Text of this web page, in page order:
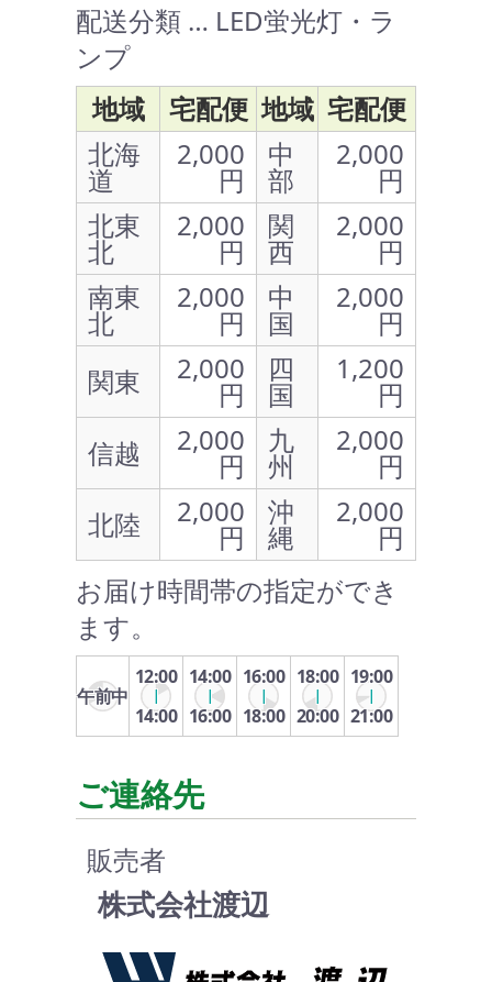
配送分類 … LED蛍光灯・ラ
ンプ
地域
宅配便 地域 宅配便
北海
道
2,000
円
中
部
2,000
円
北東
北
2,000
円
関
西
2,000
円
南東
北
2,000
円
中
国
2,000
円
関東
2,000
円
四
国
1,200
円
信越
2,000
円
九
州
2,000
円
北陸
2,000
円
沖
縄
2,000
円
お届け時間帯の指定ができ
ます。
午前中
12:00
14:00
14:00
16:00
16:00
18:00
18:00
20:00
19:00
21:00
ご連絡先
販売者
株式会社渡辺